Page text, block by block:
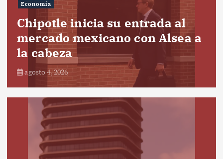
Economía
Chipotle inicia su entrada al
mercado mexicano con Alsea a
la cabeza
agosto 4, 2026